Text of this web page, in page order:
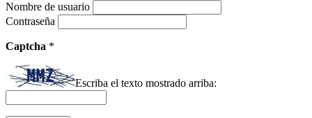
Nombre de usuario
Contraseña
Captcha *
Escriba el texto mostrado arriba: